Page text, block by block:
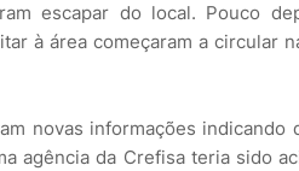
escapar do local. Pouco
à área começaram a circular
novas informações indicando
agência da Crefisa teria sido